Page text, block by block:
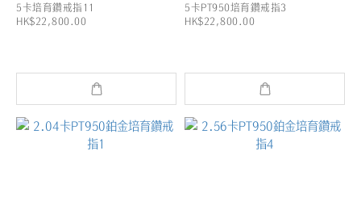
5卡培育鑽戒指11
HK$22,800.00
5卡PT950培育鑽戒指3
HK$22,800.00